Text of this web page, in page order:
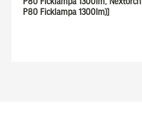
P80 Ficklampa 1300lm, Nextorch
P80 Ficklampa 1300lm)]